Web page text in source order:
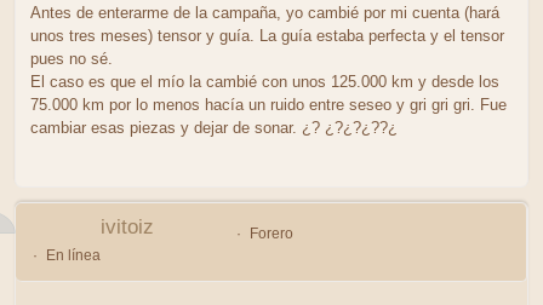
Antes de enterarme de la campaña, yo cambié por mi cuenta (hará
unos tres meses) tensor y guía. La guía estaba perfecta y el tensor
pues no sé.
El caso es que el mío la cambié con unos 125.000 km y desde los
75.000 km por lo menos hacía un ruido entre seseo y gri gri gri. Fue
cambiar esas piezas y dejar de sonar. ¿? ¿?¿?¿??¿
ivitoiz
Forero
En línea